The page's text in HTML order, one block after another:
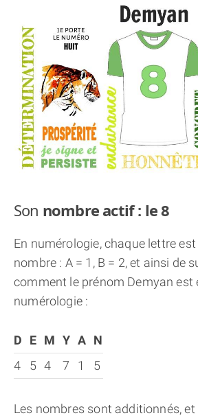
Son nombre actif : le 8
En numérologie, chaque lettre
nombre : A = 1, B = 2, et ainsi de
comment le prénom Demyan est
numérologie :
D E M Y A N
4
5 4 7 1 5
Les nombres sont additionnés, et
THÈME «
APPRENDRE LA
EXPLORER LA
70.000